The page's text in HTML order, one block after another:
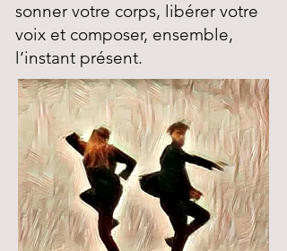
sonner votre corps, libérer votre
voix et composer, ensemble,
l’instant présent.